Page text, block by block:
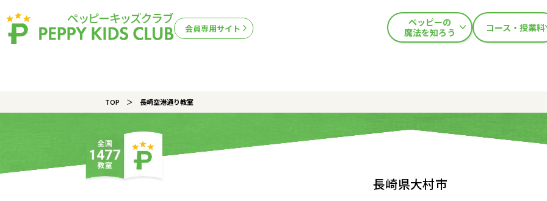
会員専用サイト
ペッピーの
魔法を知ろう
コース・授業料
TOP 長崎空港通り教室
長崎県大村市